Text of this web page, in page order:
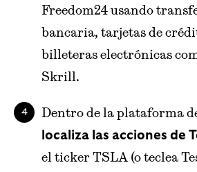
Freedom24 usando
bancaria, tarjetas de
billeteras electrónicas
Skrill.
Dentro de la plataforma
localiza las acciones de
el ticker TSLA (o teclea